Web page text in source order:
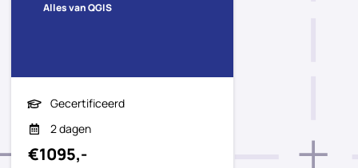
Alles van QGIS
Gecertificeerd
2 dagen
€1095,-